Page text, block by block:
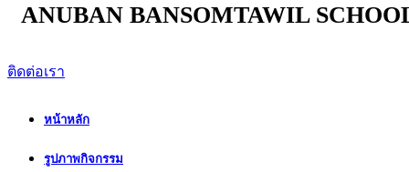
ANUBAN BANSOMTAWIL
ติดต่อเรา
หน้าหลัก
รูปภาพกิจกรรม